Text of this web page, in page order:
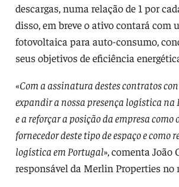
descargas, numa relação de 1 por
disso, em breve o ativo contará com
fotovoltaica para auto-consumo,
seus objetivos de eficiência
«Com a assinatura destes contratos
expandir a nossa presença logística
e a reforçar a posição da empresa como
fornecedor deste tipo de espaço e como
logística em Portugal»,comenta João
responsável da Merlin Properties no